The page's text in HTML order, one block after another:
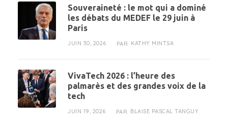
Souveraineté : le mot qui a dominé
les débats du MEDEF le 29 juin à
Paris
JUIN 30, 2026 PAR KATHY MINTSA
VivaTech 2026 : l’heure des
palmarès et des grandes voix de la
tech
JUIN 19, 2026 PAR BLAISE PASCAL TANGUY